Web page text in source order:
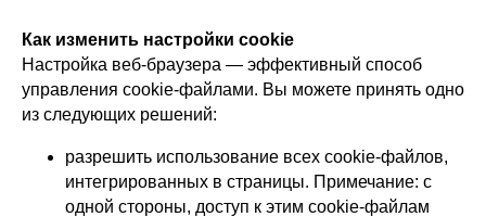
Как изменить настройки cookie
Настройка веб-браузера — эффективный способ
управления cookie-файлами. Вы можете принять одно
из следующих решений:
разрешить использование всех cookie-файлов,
интегрированных в страницы. Примечание: с
одной стороны, доступ к этим cookie-файлам